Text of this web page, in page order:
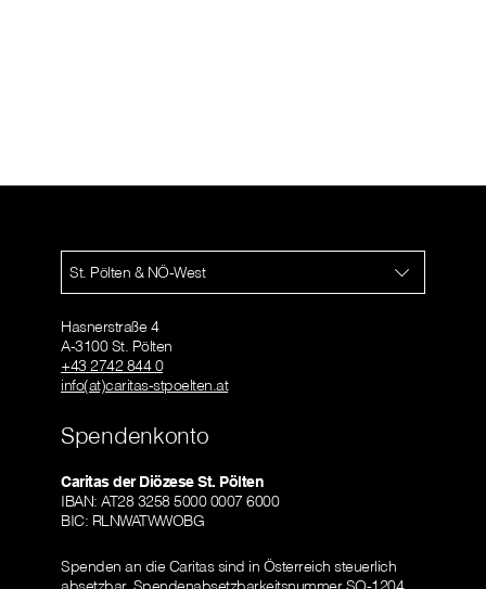
St. Pölten & NÖ-West
Hasnerstraße 4
A-3100 St. Pölten
+43 2742 844 0
info(at)caritas-stpoelten.at
Spendenkonto
Caritas der Diözese St. Pölten
IBAN: AT28 3258 5000 0007 6000
BIC: RLNWATWWOBG
Spenden an die Caritas sind in Österreich steuerlich